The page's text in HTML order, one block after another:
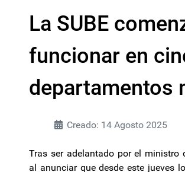
La SUBE
funcionar en
departamentos
Creado: 14 Agosto 2025
Tras ser adelantado por el ministro
al anunciar que desde este jueves